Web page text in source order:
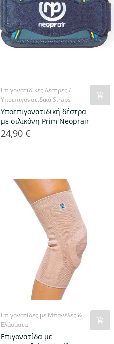
Επιγονατιδικές Δέστρες /
Υποεπιγονατιδικά Straps
Υποεπιγονατιδική δέστρα
με σιλικόνη Prim Neoprair
Τιμή
24,90 €
Επιγονατίδες με Μπανέλες &
Ελάσματα
Επιγονατίδα με